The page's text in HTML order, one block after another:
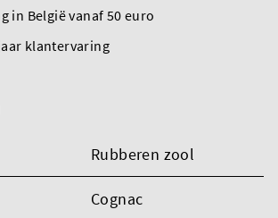
in België vanaf 50 euro
klantervaring
Rubberen zool
Cognac